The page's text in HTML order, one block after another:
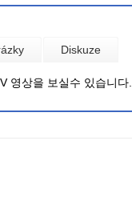
Diskuze
영상을 보실수 있습니다.